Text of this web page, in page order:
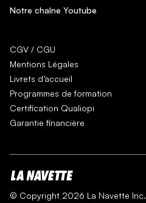
Notre chaîne Youtube
CGV / CGU
Mentions Légales
Livrets d’accueil
Programmes de formation
Certification Qualiopi
Garantie financière
© Copyright 2026 La Navette Inc.